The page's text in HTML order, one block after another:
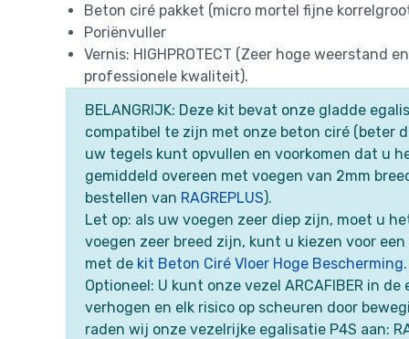
Beton ciré pakket (micro mortel fijne
Poriënvuller
Vernis: HIGHPROTECT (Zeer hoge
professionele kwaliteit).
BELANGRIJK: Deze kit bevat onze gladde
compatibel te zijn met onze beton ciré (beter
uw tegels kunt opvullen en voorkomen dat u
gemiddeld overeen met voegen van 2mm
bestellen van RAGREPLUS).
Let op: als uw voegen zeer diep zijn, moet u
voegen zeer breed zijn, kunt u kiezen voor
met de kit Beton Ciré Vloer Hoge Bescherming.
Optioneel: U kunt onze vezel ARCAFIBER in
verhogen en elk risico op scheuren door
raden wij onze vezelrijke egalisatie P4S aan: